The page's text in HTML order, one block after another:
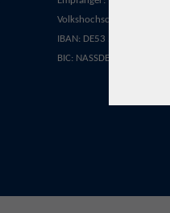
Volkshochschule Rheingau-
IBAN: DE53 5105 0015
BIC: NASSDE55XXX